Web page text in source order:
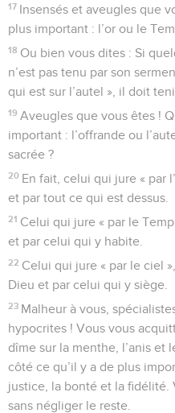
17 Insensés et aveugles que
plus important : l’or ou le
18 Ou bien vous dites : Si
n’est pas tenu par son
qui est sur l’autel », il doit
19 Aveugles que vous êtes !
important : l’offrande ou
sacrée ?
20 En fait, celui qui jure « par
et par tout ce qui est dessus.
21 Celui qui jure « par le
et par celui qui y habite.
22 Celui qui jure « par le ciel
Dieu et par celui qui y siège.
23 Malheur à vous,
hypocrites ! Vous vous
dîme sur la menthe, l’anis et
côté ce qu’il y a de plus
justice, la bonté et la fidélité.
sans négliger le reste.